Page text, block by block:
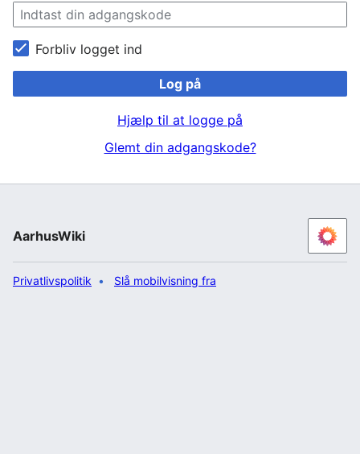
Forbliv logget ind
Log på
Hjælp til at logge på
Glemt din adgangskode?
AarhusWiki
Privatlivspolitik Slå mobilvisning fra